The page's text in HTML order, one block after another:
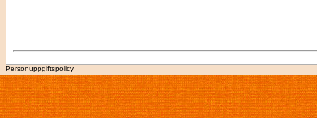
Personuppgiftspolicy